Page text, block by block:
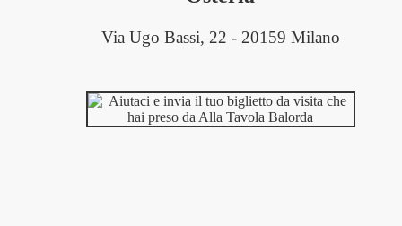
Via Ugo Bassi, 22 - 20159 Milano